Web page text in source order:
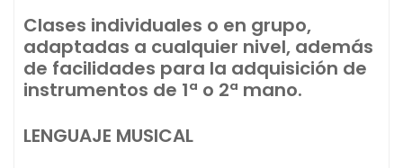
Clases individuales o en grupo,
adaptadas a cualquier nivel, además
de facilidades para la adquisición de
instrumentos de 1ª o 2ª mano.
LENGUAJE MUSICAL